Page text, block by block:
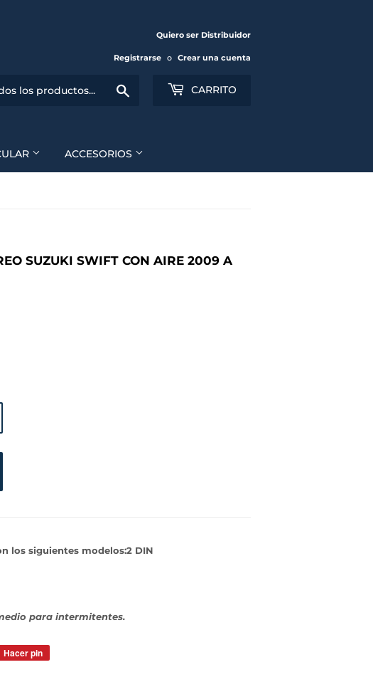
Quiero ser Distribuidor
Registrarse o Crear una cuenta
CARRITO
ACCESORIOS
SUZUKI SWIFT CON AIRE 2009 A
los siguientes modelos:2 DIN
para intermitentes.
Hacer pin